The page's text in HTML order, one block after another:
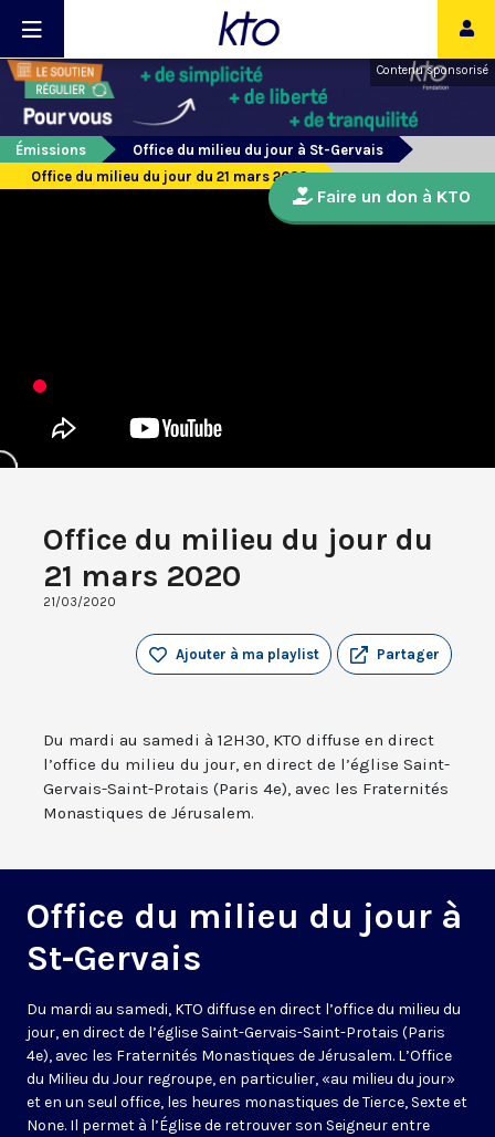
Contenu sponsorisé
Émissions
Office du milieu du jour à St-Gervais
Office du milieu du jour du 21 mars 2020
Office du milieu du jour du
21 mars 2020
21/03/2020
Partager
Ajouter à ma playlist
Du mardi au samedi à 12H30, KTO diffuse en direct
l’office du milieu du jour, en direct de l’église Saint-
Gervais-Saint-Protais (Paris 4e), avec les Fraternités
Monastiques de Jérusalem.
Office du milieu du jour à
St-Gervais
Du mardi au samedi, KTO diffuse en direct l’office du milieu du
jour, en direct de l’église Saint-Gervais-Saint-Protais (Paris
4e), avec les Fraternités Monastiques de Jérusalem. L’Office
du Milieu du Jour regroupe, en particulier, «au milieu du jour»
et en un seul office, les heures monastiques de Tierce, Sexte et
None. Il permet à l’Église de retrouver son Seigneur entre
Faire un don à KTO